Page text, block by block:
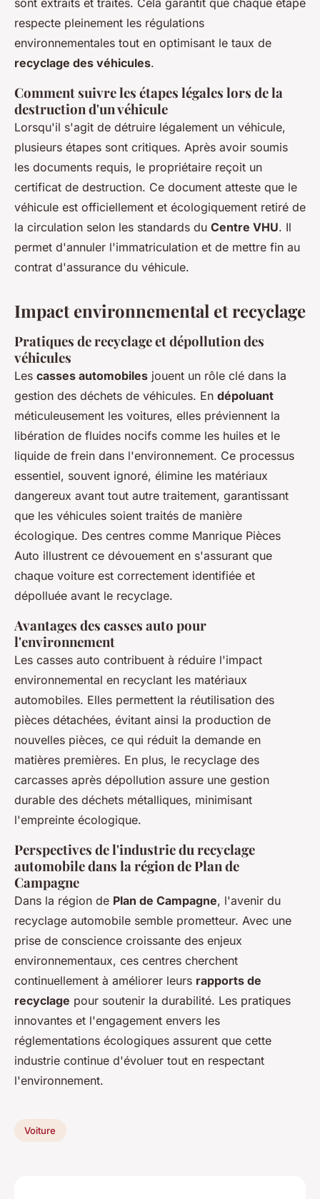
sont extraits et traités. Cela garantit que chaque étape
respecte pleinement les régulations
environnementales tout en optimisant le taux de
recyclage des véhicules.
Comment suivre les étapes légales lors de la
destruction d'un véhicule
Lorsqu'il s'agit de détruire légalement un véhicule,
plusieurs étapes sont critiques. Après avoir soumis
les documents requis, le propriétaire reçoit un
certificat de destruction. Ce document atteste que le
véhicule est officiellement et écologiquement retiré de
la circulation selon les standards du Centre VHU. Il
permet d'annuler l'immatriculation et de mettre fin au
contrat d'assurance du véhicule.
Impact environnemental et recyclage
Pratiques de recyclage et dépollution des
véhicules
Les casses automobiles jouent un rôle clé dans la
gestion des déchets de véhicules. En dépoluant
méticuleusement les voitures, elles préviennent la
libération de fluides nocifs comme les huiles et le
liquide de frein dans l'environnement. Ce processus
essentiel, souvent ignoré, élimine les matériaux
dangereux avant tout autre traitement, garantissant
que les véhicules soient traités de manière
écologique. Des centres comme Manrique Pièces
Auto illustrent ce dévouement en s'assurant que
chaque voiture est correctement identifiée et
dépolluée avant le recyclage.
Avantages des casses auto pour
l'environnement
Les casses auto contribuent à réduire l'impact
environnemental en recyclant les matériaux
automobiles. Elles permettent la réutilisation des
pièces détachées, évitant ainsi la production de
nouvelles pièces, ce qui réduit la demande en
matières premières. En plus, le recyclage des
carcasses après dépollution assure une gestion
durable des déchets métalliques, minimisant
l'empreinte écologique.
Perspectives de l'industrie du recyclage
automobile dans la région de Plan de
Campagne
Dans la région de Plan de Campagne, l'avenir du
recyclage automobile semble prometteur. Avec une
prise de conscience croissante des enjeux
environnementaux, ces centres cherchent
continuellement à améliorer leurs rapports de
recyclage pour soutenir la durabilité. Les pratiques
innovantes et l'engagement envers les
réglementations écologiques assurent que cette
industrie continue d'évoluer tout en respectant
l'environnement.
Voiture